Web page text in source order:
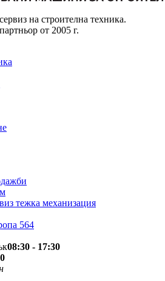
на строителна техника.
от 2005 г.
тежка механизация
564
08:30 - 17:30